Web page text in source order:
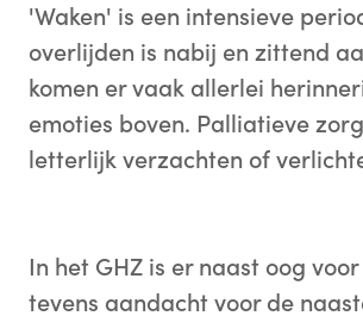
'Waken' is een intensieve
overlijden is nabij en zittend
komen er vaak allerlei
emoties boven. Palliatieve
letterlijk verzachten of
In het GHZ is er naast oog
tevens aandacht voor de